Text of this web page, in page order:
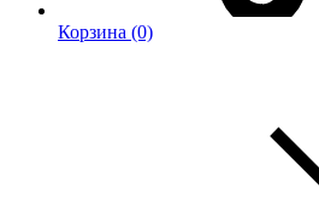
Корзина (0)